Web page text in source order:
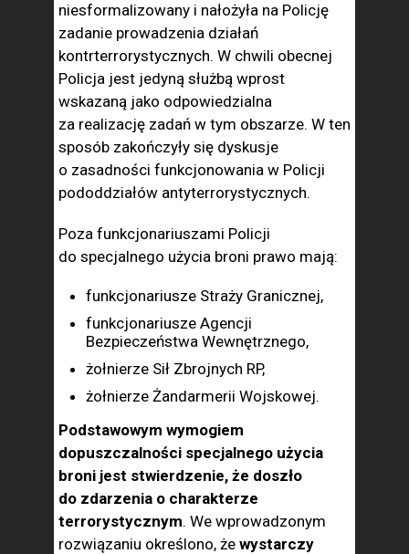
niesformalizowany i nałożyła na Policję
zadanie prowadzenia działań
kontrterrorystycznych. W chwili obecnej
Policja jest jedyną służbą wprost
wskazaną jako odpowiedzialna
za realizację zadań w tym obszarze. W ten
sposób zakończyły się dyskusje
o zasadności funkcjonowania w Policji
pododdziałów antyterrorystycznych.
Poza funkcjonariuszami Policji
do specjalnego użycia broni prawo mają:
funkcjonariusze Straży Granicznej,
funkcjonariusze Agencji
Bezpieczeństwa Wewnętrznego,
żołnierze Sił Zbrojnych RP,
żołnierze Żandarmerii Wojskowej.
Podstawowym wymogiem
dopuszczalności specjalnego użycia
broni jest stwierdzenie, że doszło
do zdarzenia o charakterze
terrorystycznym. We wprowadzonym
rozwiązaniu określono, że wystarczy